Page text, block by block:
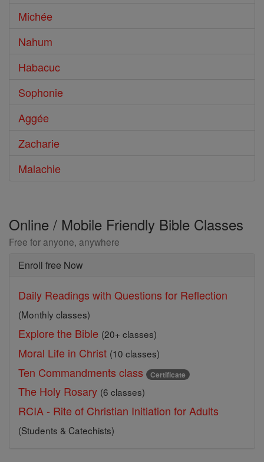
Michée
Nahum
Habacuc
Sophonie
Aggée
Zacharie
Malachie
Online / Mobile Friendly Bible Classes
Free for anyone, anywhere
Enroll free Now
Daily Readings with Questions for Reflection
(Monthly classes)
Explore the Bible (20+ classes)
Moral Life in Christ (10 classes)
Ten Commandments class Certificate
The Holy Rosary (6 classes)
RCIA - Rite of Christian Initiation for Adults
(Students & Catechists)